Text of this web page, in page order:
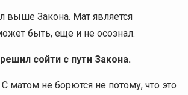
выше Закона. Мат является
быть, еще и не осознал.
сойти с пути Закона.
матом не борются не потому, что это